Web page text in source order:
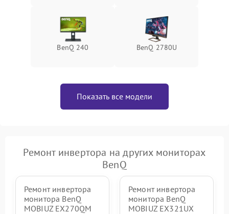
Поломка системы защиты
от замыкания
Подробнее →
BenQ 240 BenQ 2780U
Показать все модели
Ремонт инвертора на других мониторах
BenQ
Ремонт инвертора
монитора BenQ
MOBIUZ EX270QM
Ремонт инвертора
монитора BenQ
MOBIUZ EX321UX